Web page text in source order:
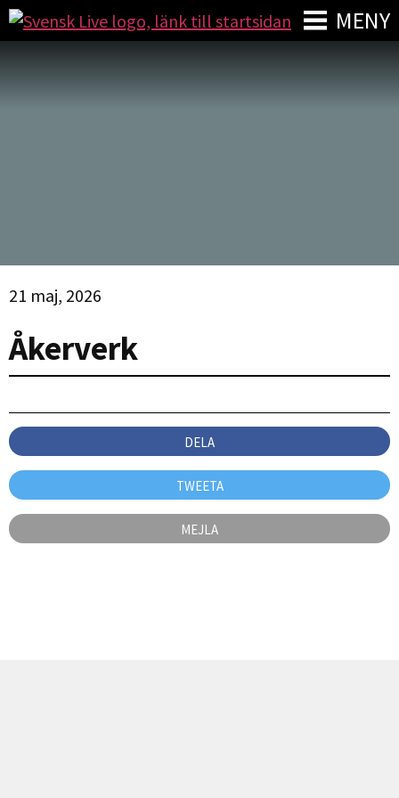
MENY
21 maj, 2026
Åkerverk
DELA
TWEETA
MEJLA